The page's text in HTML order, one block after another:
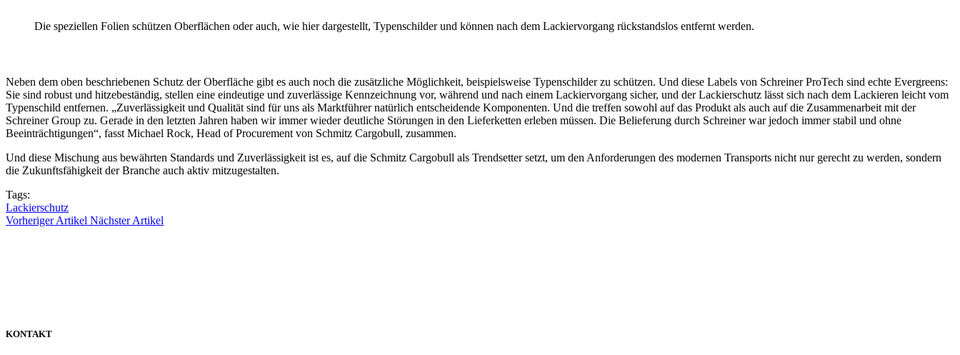
Die speziellen Folien schützen Oberflächen oder auch, wie hier dargestellt, Typenschilder und können nach dem Lackiervorgang rückstandslos entfernt werden.
Neben dem oben beschriebenen Schutz der Oberfläche gibt es auch noch die zusätzliche Möglichkeit, beispielsweise Typenschilder zu schützen. Und diese Labels von Schreiner ProTech sind echte Evergreens:
Sie sind robust und hitzebeständig, stellen eine eindeutige und zuverlässige Kennzeichnung vor, während und nach einem Lackiervorgang sicher, und der Lackierschutz lässt sich nach dem Lackieren leicht vom
Typenschild entfernen. „Zuverlässigkeit und Qualität sind für uns als Marktführer natürlich entscheidende Komponenten. Und die treffen sowohl auf das Produkt als auch auf die Zusammenarbeit mit der
Schreiner Group zu. Gerade in den letzten Jahren haben wir immer wieder deutliche Störungen in den Lieferketten erleben müssen. Die Belieferung durch Schreiner war jedoch immer stabil und ohne
Beeinträchtigungen“, fasst Michael Rock, Head of Procurement von Schmitz Cargobull, zusammen.
Und diese Mischung aus bewährten Standards und Zuverlässigkeit ist es, auf die Schmitz Cargobull als Trendsetter setzt, um den Anforderungen des modernen Transports nicht nur gerecht zu werden, sondern
die Zukunftsfähigkeit der Branche auch aktiv mitzugestalten.
Tags:
Lackierschutz
Vorheriger Artikel Nächster Artikel
KONTAKT